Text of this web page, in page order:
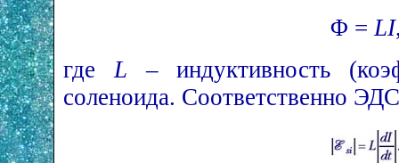
Φ = LI
где L – индуктивность
соленоида. Соответственно